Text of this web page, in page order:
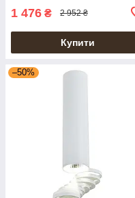
1 476 ₴ 2 952 ₴
Купити
–50%